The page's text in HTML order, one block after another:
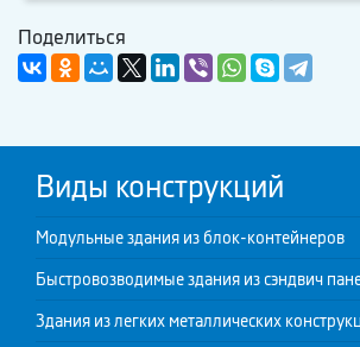
Поделиться
Виды конструкций
Модульные здания из блок-контейнеров
Быстровозводимые здания из сэндвич
Здания из легких металлических